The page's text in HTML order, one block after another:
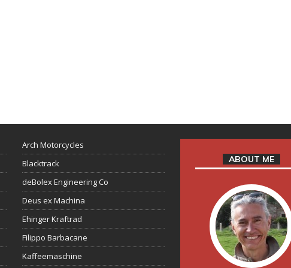
Arch Motorcycles
Blacktrack
deBolex Engineering Co
Deus ex Machina
Ehinger Kraftrad
Filippo Barbacane
Kaffeemaschine
ABOUT ME